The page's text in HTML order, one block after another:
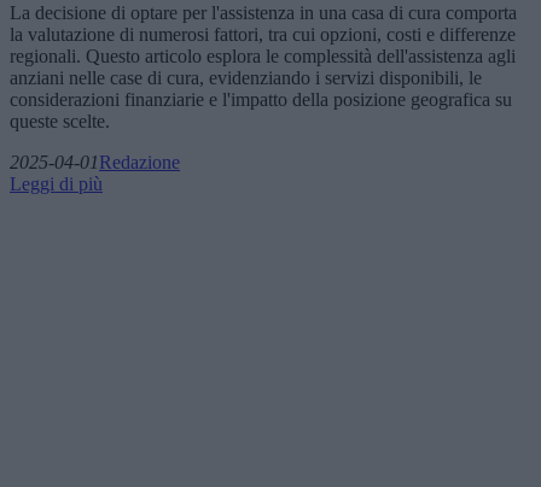
La decisione di optare per l'assistenza in una casa di cura comporta
la valutazione di numerosi fattori, tra cui opzioni, costi e differenze
regionali. Questo articolo esplora le complessità dell'assistenza agli
anziani nelle case di cura, evidenziando i servizi disponibili, le
considerazioni finanziarie e l'impatto della posizione geografica su
queste scelte.
2025-04-01Redazione
Leggi di più